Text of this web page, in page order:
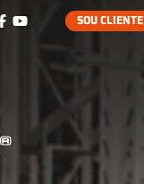
SOU CLIENTE